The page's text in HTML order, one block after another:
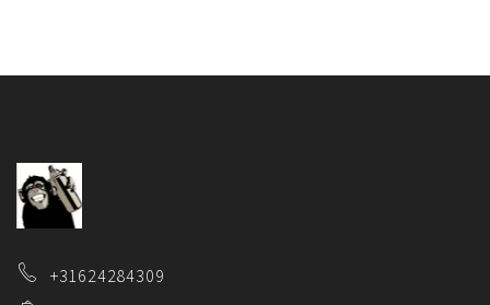
+31624284309